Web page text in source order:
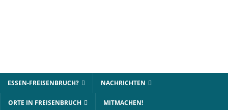
ESSEN-FREISENBRUCH? NACHRICHTEN
ORTE IN FREISENBRUCH MITMACHEN!